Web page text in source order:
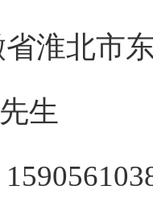
淮北市
生